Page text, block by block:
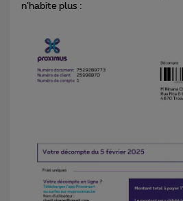
n’habite plus :